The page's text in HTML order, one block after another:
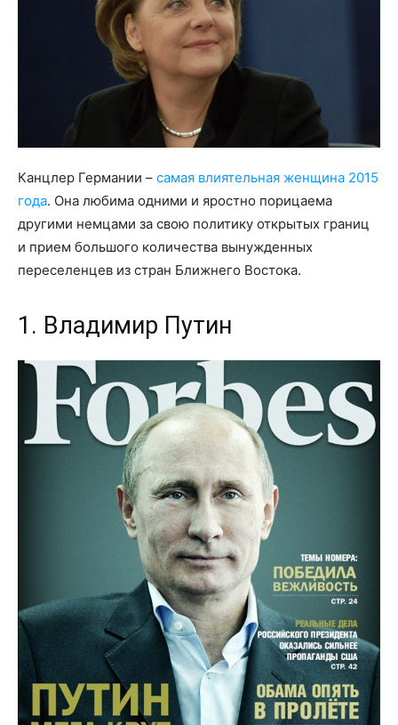
Канцлер Германии – самая влиятельная женщина 2015
года. Она любима одними и яростно порицаема
другими немцами за свою политику открытых границ
и прием большого количества вынужденных
переселенцев из стран Ближнего Востока.
1. Владимир Путин